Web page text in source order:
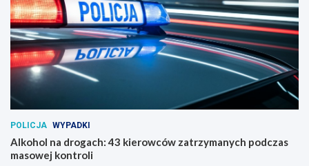
POLICJA WYPADKI
Alkohol na drogach: 43 kierowców zatrzymanych podczas
masowej kontroli